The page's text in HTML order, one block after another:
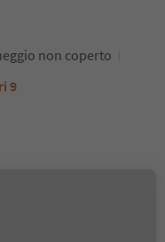
non coperto
9